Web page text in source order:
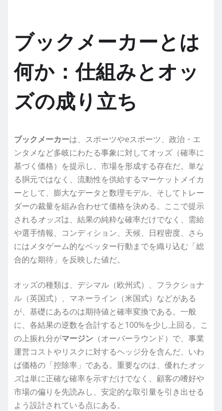
ブックメーカーとは
何か：仕組みとオッ
ズの成り立ち
ブックメーカーは、スポーツやeスポーツ、政治・エ
ンタメなど多岐にわたる事象に対してオッズ（確率に
基づく価格）を提示し、市場を形成する存在だ。単な
る胴元ではなく、流動性を供給するマーケットメイカ
ーとして、膨大なデータと数理モデル、そしてトレー
ダーの裁量を組み合わせて価格を決める。ここで提示
されるオッズは、結果の純粋な確率だけでなく、需給
や選手情報、コンディション、天候、日程密度、さら
にはメタゲーム的なベッター行動までを織り込む「総
合的な期待」を反映した値だ。
オッズの種類は、デシマル（欧州式）、フラクショナ
ル（英国式）、マネーライン（米国式）などがある
が、基礎にあるのは期待値と確率変換である。一般
に、各結果の逆数を合計すると100%を少し上回る。こ
の上振れ分がマージン （オーバーラウンド）で、事業
運営コストやリスクに対するヘッジ分を含んだ、いわ
ば価格の「控除率」である。重要なのは、優れたオッ
ズは単に正確な確率を示すだけでなく、顧客の嗜好や
市場の偏りを先読みし、安定的な取引量を引き出せる
よう設計されている点にある。